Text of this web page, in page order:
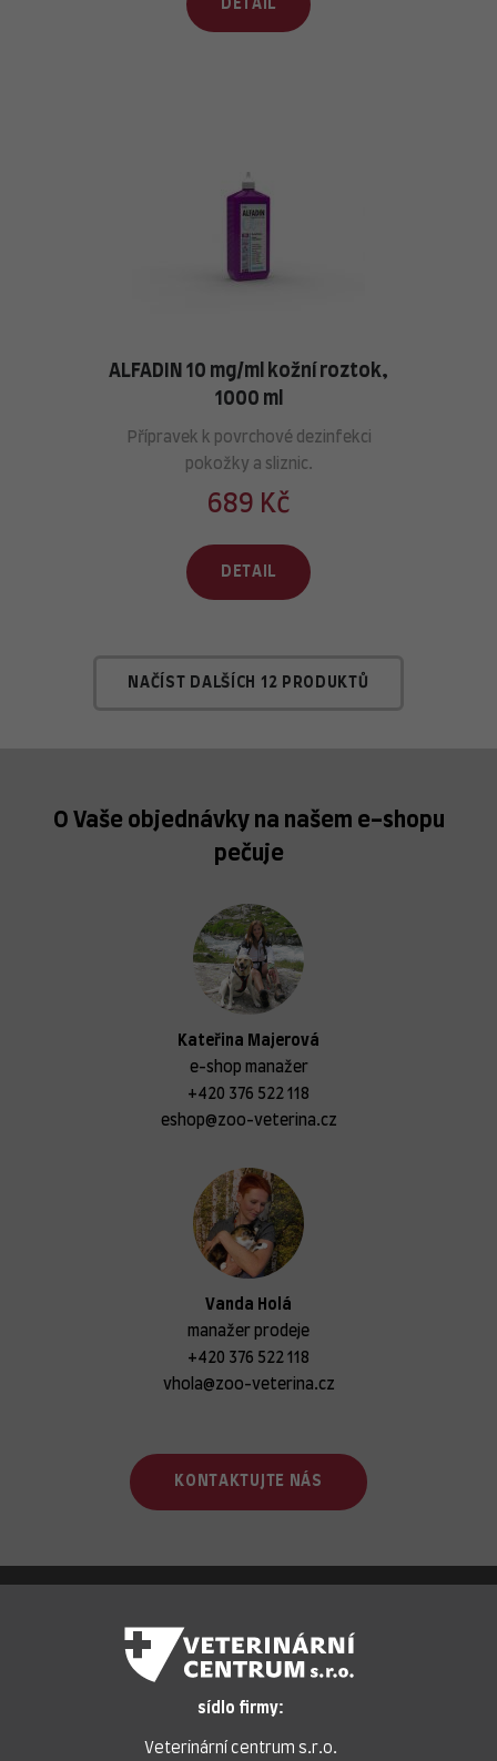
DETAIL
ALFADIN 10 mg/ml kožní roztok,
1000 ml
Přípravek k povrchové dezinfekci
pokožky a sliznic.
689 Kč
DETAIL
NAČÍST DALŠÍCH 12 PRODUKTŮ
O Vaše objednávky na našem e-shopu
pečuje
Kateřina Majerová
e-shop manažer
+420 376 522 118
eshop@zoo-veterina.cz
Vanda Holá
manažer prodeje
+420 376 522 118
vhola@zoo-veterina.cz
KONTAKTUJTE NÁS
sídlo firmy:
Veterinární centrum s.r.o.